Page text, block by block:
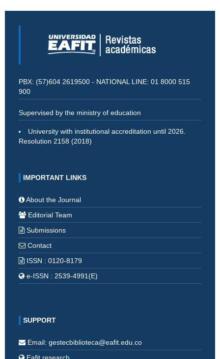
PBX: (57)604 2619500 - NATIONAL LINE: 01 8000 515
900
Supervised by the ministry of education
University with institutional accreditation until 2026.
Resolution 2158 (2018)
IMPORTANT LINKS
About the Journal
Editorial Team
Submissions
Contact
ISSN : 0120-8179
e-ISSN : 2539-4991(E)
SUPPORT
Email: gestecbiblioteca@eafit.edu.co